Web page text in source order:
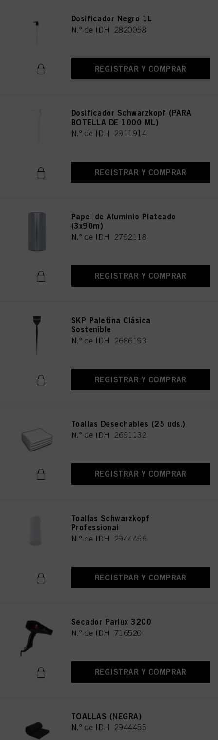
Dosificador Negro 1L
N.º de IDH 2820058
REGISTRAR Y COMPRAR
Dosificador Schwarzkopf (PARA
BOTELLA DE 1000 ML)
N.º de IDH 2911914
REGISTRAR Y COMPRAR
Papel de Aluminio Plateado
(3x90m)
N.º de IDH 2792118
REGISTRAR Y COMPRAR
SKP Paletina Clásica
Sostenible
N.º de IDH 2686193
REGISTRAR Y COMPRAR
Toallas Desechables (25 uds.)
N.º de IDH 2691132
REGISTRAR Y COMPRAR
Toallas Schwarzkopf
Professional
N.º de IDH 2944456
REGISTRAR Y COMPRAR
Secador Parlux 3200
N.º de IDH 716520
REGISTRAR Y COMPRAR
TOALLAS (NEGRA)
N.º de IDH 2944455